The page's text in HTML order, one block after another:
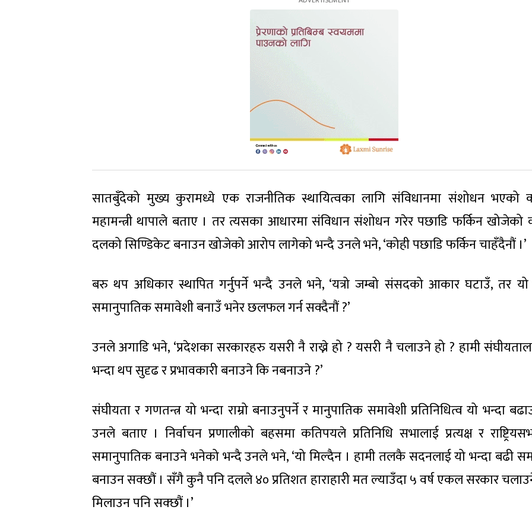
सातबुँदेको मुख्य कुरामध्ये एक राजनीतिक स्थायित्वका लागि संविधानमा संशोधन भएको
महामन्त्री थापाले बताए । तर त्यसका आधारमा संविधान संशोधन गरेर पछाडि फर्किन खोजेको
दलको सिण्डिकेट बनाउन खोजेको आरोप लागेको भन्दै उनले भने, ‘कोही पछाडि फर्किन चाहँदैनौं ।’
बरु थप अधिकार स्थापित गर्नुपर्ने भन्दै उनले भने, ‘यत्रो जम्बो संसदको आकार घटाउँ, तर यो
समानुपातिक समावेशी बनाउँ भनेर छलफल गर्न सक्दैनौं ?’
उनले अगाडि भने, ‘प्रदेशका सरकारहरु यसरी नै राख्ने हो ? यसरी नै चलाउने हो ? हामी
भन्दा थप सुदृढ र प्रभावकारी बनाउने कि नबनाउने ?’
संघीयता र गणतन्त्र यो भन्दा राम्रो बनाउनुपर्ने र मानुपातिक समावेशी प्रतिनिधित्व यो भन्दा
उनले बताए । निर्वाचन प्रणालीको बहसमा कतिपयले प्रतिनिधि सभालाई प्रत्यक्ष र
समानुपातिक बनाउने भनेको भन्दै उनले भने, ‘यो मिल्दैन । हामी तलकै सदनलाई यो भन्दा बढी
बनाउन सक्छौं । सँगै कुनै पनि दलले ४० प्रतिशत हाराहारी मत ल्याउँदा ५ वर्ष एकल सरकार
मिलाउन पनि सक्छौं ।’